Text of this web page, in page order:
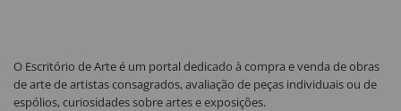
O Escritório de Arte é um portal dedicado à compra e venda de obras
de arte de artistas consagrados, avaliação de peças individuais ou de
espólios, curiosidades sobre artes e exposições.